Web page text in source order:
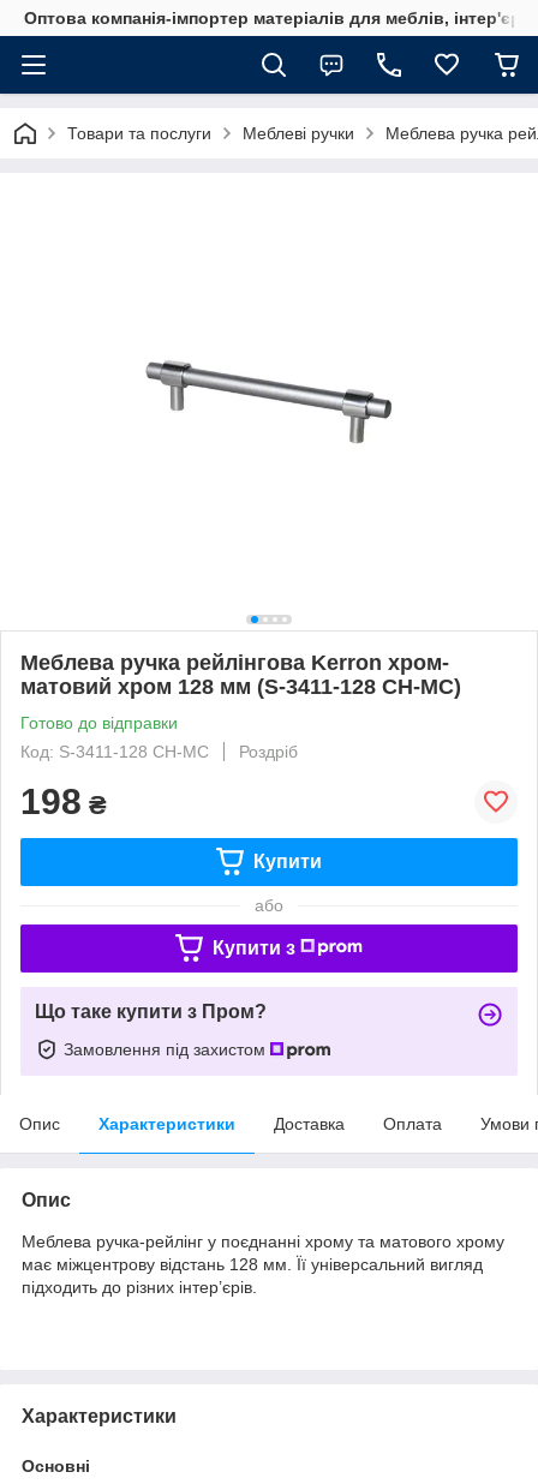
Оптова компанія-імпортер матеріалів для меблів, інтер'єру
Товари та послуги Меблеві ручки Меблева ручка
Меблева ручка рейлінгова Kerron хром-
матовий хром 128 мм (S-3411-128 CH-MC)
Готово до відправки
Код: S-3411-128 CH-MC
Роздріб
198 ₴
Купити
або
Купити з
Що таке купити з Пром?
Замовлення під захистом
Опис Характеристики Доставка Оплата Умови
Опис
Меблева ручка-рейлінг у поєднанні хрому та матового хрому
має міжцентрову відстань 128 мм. Її універсальний вигляд
підходить до різних інтер’єрів.
Характеристики
Основні